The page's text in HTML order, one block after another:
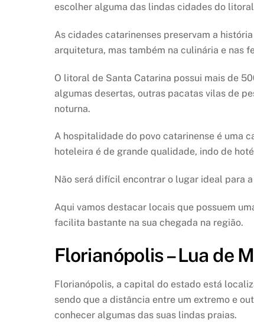
escolher alguma das lindas cidades do
As cidades catarinenses preservam a
arquitetura, mas também na culinária e nas
O litoral de Santa Catarina possui mais de
algumas desertas, outras pacatas vilas de
noturna.
A hospitalidade do povo catarinense é uma
hoteleira é de grande qualidade, indo de
Não será difícil encontrar o lugar ideal para
Aqui vamos destacar locais que possuem
facilita bastante na sua chegada na região.
Florianópolis – Lua de
Florianópolis, a capital do estado está
sendo que a distância entre um extremo e
conhecer algumas das suas lindas praias.